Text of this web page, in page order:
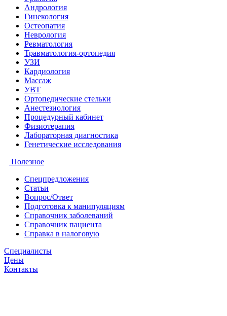
Андрология
Гинекология
Остеопатия
Неврология
Ревматология
Травматология-ортопедия
УЗИ
Кардиология
Массаж
УВТ
Ортопедические стельки
Анестезиология
Процедурный кабинет
Физиотерапия
Лабораторная диагностика
Генетические исследования
Полезное
Спецпредложения
Статьи
Вопрос/Ответ
Подготовка к манипуляциям
Справочник заболеваний
Справочник пациента
Справка в налоговую
Специалисты
Цены
Контакты